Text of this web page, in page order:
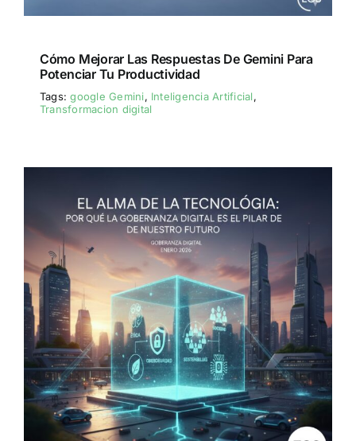
Cómo Mejorar Las Respuestas De Gemini Para
Potenciar Tu Productividad
Tags:google Gemini, Inteligencia Artificial,
Transformacion digital